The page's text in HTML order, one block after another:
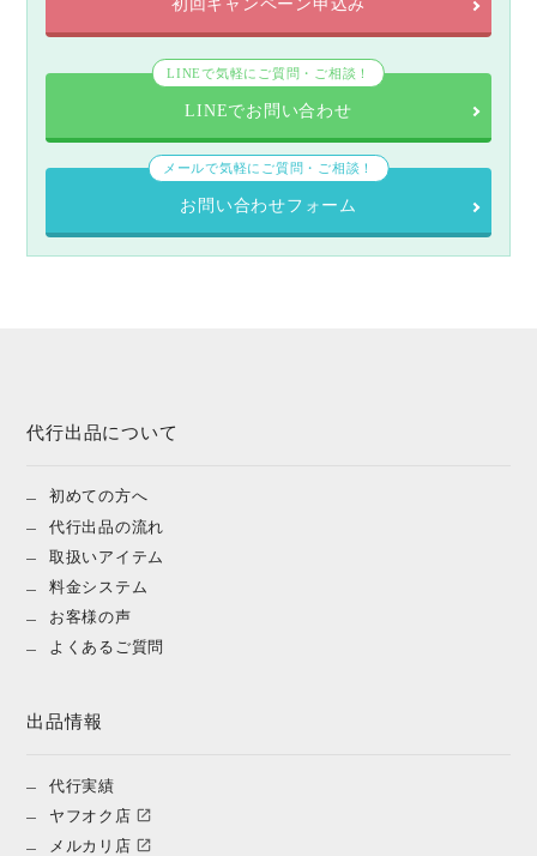
初回キャンペーン申込み
LINEで気軽にご質問・ご相談！
LINEでお問い合わせ
メールで気軽にご質問・ご相談！
お問い合わせフォーム
代行出品について
初めての方へ
代行出品の流れ
取扱いアイテム
料金システム
お客様の声
よくあるご質問
出品情報
代行実績
ヤフオク店
メルカリ店